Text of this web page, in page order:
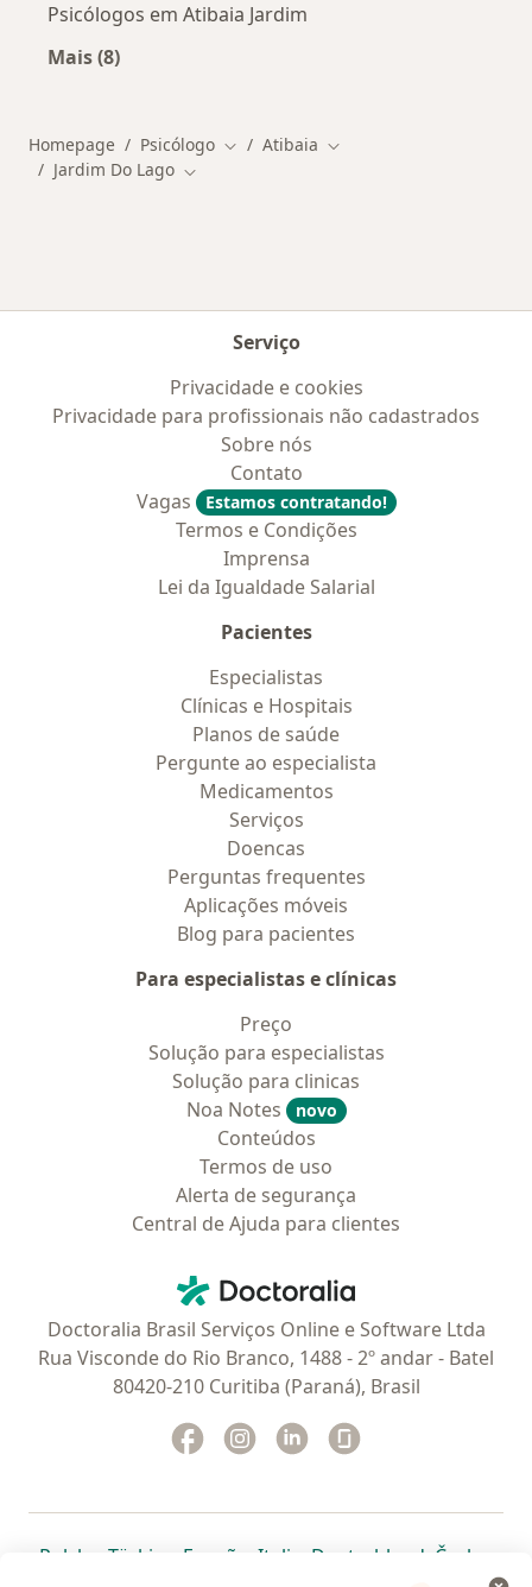
Psicólogos em Atibaia Jardim
Mais (8)
Homepage Psicólogo Mudar de cidade
Atibaia Mudar de cidade
Jardim Do Lago Mudar de cidade
Serviço
Privacidade e cookies
Privacidade para profissionais não cadastrados
Sobre nós
Contato
Vagas
Estamos contratando!
Termos e Condições
Imprensa
Lei da Igualdade Salarial
Pacientes
Especialistas
Clínicas e Hospitais
Planos de saúde
Pergunte ao especialista
Medicamentos
Serviços
Doencas
Perguntas frequentes
Aplicações móveis
Blog para pacientes
Para especialistas e clínicas
Preço
Solução para especialistas
Solução para clinicas
Noa Notes
novo
Conteúdos
Termos de uso
Alerta de segurança
Central de Ajuda para clientes
Doctoralia - Homepage
Doctoralia Brasil Serviços Online e Software Ltda
Rua Visconde do Rio Branco, 1488 - 2º andar - Batel
80420-210 Curitiba (Paraná), Brasil
Facebook
abre num novo separador
Instagram
abre num novo separador
Linkedin
abre num novo
Polska abre num novo separador
Türkiye abre num novo separador
España abre num novo separador
Italia abre num novo
Deutschlandabre num
Česko